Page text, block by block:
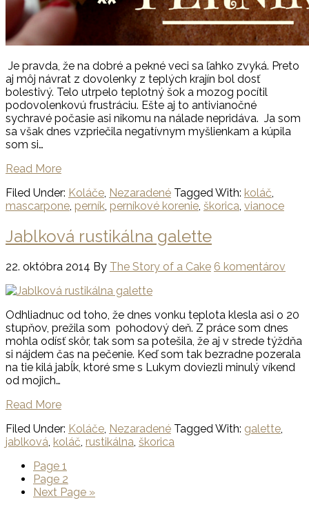
Je pravda, že na dobré a pekné veci sa ľahko zvyká. Preto
aj môj návrat z dovolenky z teplých krajín bol dosť
bolestivý. Telo utrpelo teplotný šok a mozog pocítil
podovolenkovú frustráciu. Ešte aj to antivianočné
sychravé počasie asi nikomu na nálade nepridáva. Ja som
sa však dnes vzpriečila negatívnym myšlienkam a kúpila
som si…
Read More
Filed Under: Koláče, Nezaradené Tagged With: koláč,
mascarpone, perník, perníkové korenie, škorica, vianoce
Jablková rustikálna galette
22. októbra 2014 By The Story of a Cake 6 komentárov
Odhliadnuc od toho, že dnes vonku teplota klesla asi o 20
stupňov, prežila som pohodový deň. Z práce som dnes
mohla odísť skôr, tak som sa potešila, že aj v strede týždňa
si nájdem čas na pečenie. Keď som tak bezradne pozerala
na tie kilá jabĺk, ktoré sme s Lukym doviezli minulý víkend
od mojich…
Read More
Filed Under: Koláče, Nezaradené Tagged With: galette,
jablková, koláč, rustikálna, škorica
Page 1
Page 2
Next Page »